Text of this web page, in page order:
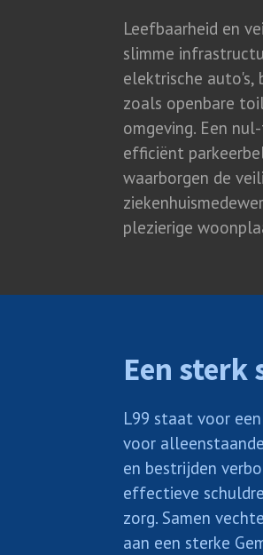
Leefbaarheid en
slimme
elektrische
zoals openbare
omgeving. Een
efficiënt
waarborgen de
plezierige
Een sterk
L99 staat voor
voor
en bestrijden
effectieve
zorg. Samen
aan een sterke